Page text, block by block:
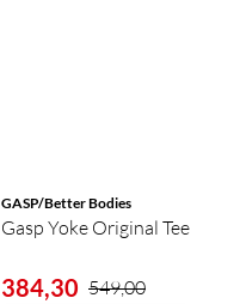
GASP/Better Bodies
Gasp Yoke Original Tee
384,30 549,00